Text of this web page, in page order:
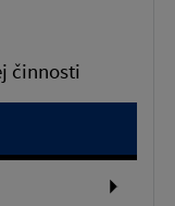
činnosti